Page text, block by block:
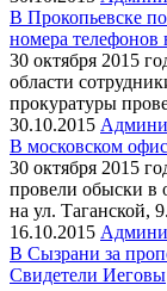
В Прокопьевске
номера телефонов
30 октября 2015
области
прокуратуры
30.10.2015
​В московском
30 октября 2015
провели обыски в
на ул. Таганской, 9.
16.10.2015
В Сызрани за
Свидетели Иеговы